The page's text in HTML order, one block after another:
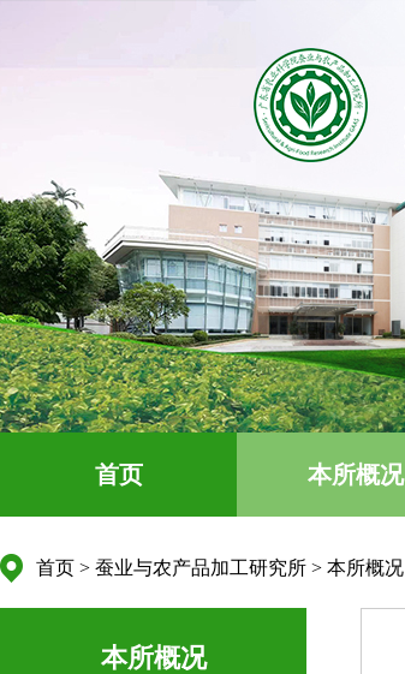
首页 本所概况
首页 > 蚕业与农产品加工研究所 > 本所概况
本所概况